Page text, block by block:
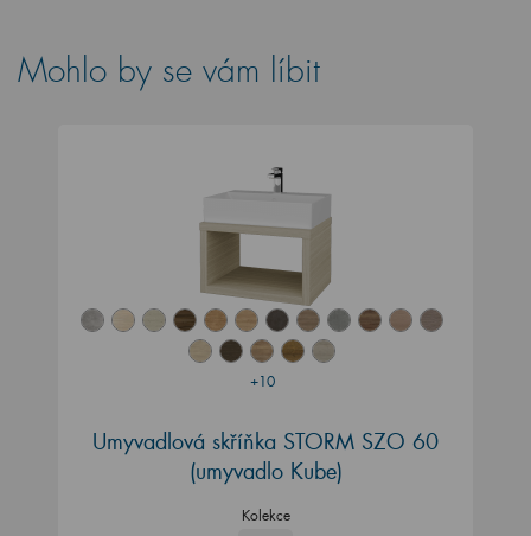
Mohlo by se vám líbit
+10
Umyvadlová skříňka STORM SZO 60
(umyvadlo Kube)
Kolekce